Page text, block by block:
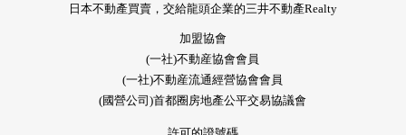
日本不動產買賣，交給龍頭企業的三井不動產Realty
加盟協會
(一社)不動産協會會員
(一社)不動産流通經營協會會員
(國營公司)首都圈房地產公平交易協議會